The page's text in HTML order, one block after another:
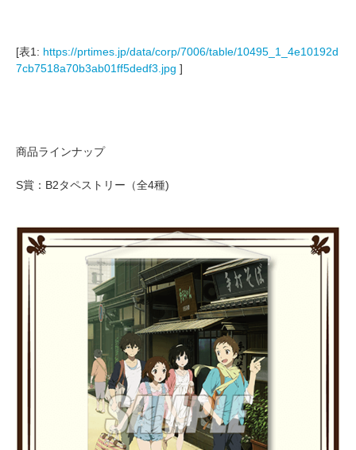
[表1: https://prtimes.jp/data/corp/7006/table/10495_1_4e10192d
7cb7518a70b3ab01ff5dedf3.jpg ]
商品ラインナップ
S賞：B2タペストリー（全4種)